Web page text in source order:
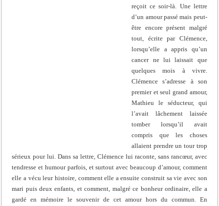
reçoit ce soir-là. Une lettre
d’un amour passé mais peut-
être encore présent malgré
tout, écrite par Clémence,
lorsqu’elle a appris qu’un
cancer ne lui laissait que
quelques mois à vivre.
Clémence s’adresse à son
premier et seul grand amour,
Mathieu le séducteur, qui
l’avait lâchement laissée
tomber lorsqu’il avait
compris que les choses
allaient prendre un tour trop
sérieux pour lui. Dans sa lettre, Clémence lui raconte, sans rancœur, avec
tendresse et humour parfois, et surtout avec beaucoup d’amour, comment
elle a vécu leur histoire, comment elle a ensuite construit sa vie avec son
mari puis deux enfants, et comment, malgré ce bonheur ordinaire, elle a
gardé en mémoire le souvenir de cet amour hors du commun. En